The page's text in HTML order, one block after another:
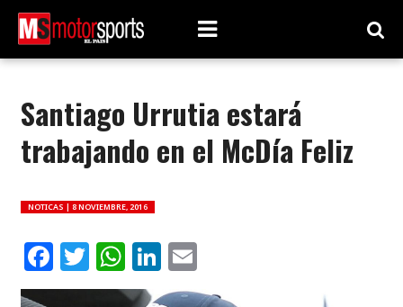
Santiago Urrutia estará
trabajando en el McDía Feliz
NOTICAS | 8 NOVIEMBRE, 2016
Facebook
Twitter
WhatsApp
LinkedIn
Email